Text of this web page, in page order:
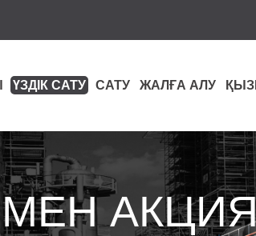
ҮЗДІК САТУ САТУ ЖАЛҒА АЛУ